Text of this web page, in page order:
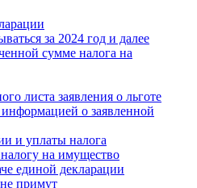
бухгалтера»
журнала
бухгалтера»
журнала
политика» и «Алгоритмы
и мы вышлем вам на почту
за 2024 год и далее
сумме налога на
листа заявления о льготе
о заявленной
и уплаты налога
на имущество
единой декларации
примут